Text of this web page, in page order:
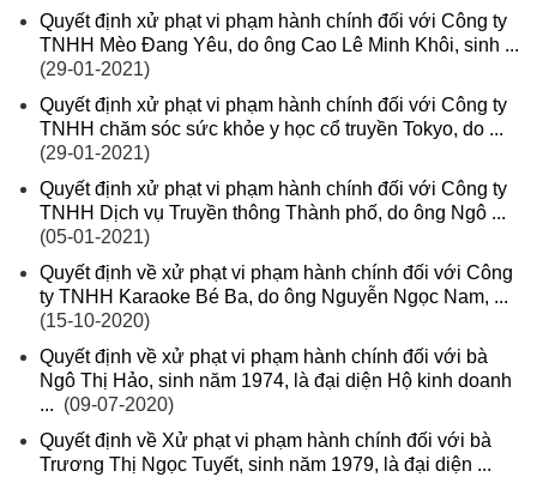
Quyết định xử phạt vi phạm hành chính đối với Công ty
TNHH Mèo Đang Yêu, do ông Cao Lê Minh Khôi, sinh ...
(29-01-2021)
Quyết định xử phạt vi phạm hành chính đối với Công ty
TNHH chăm sóc sức khỏe y học cổ truyền Tokyo, do ...
(29-01-2021)
Quyết định xử phạt vi phạm hành chính đối với Công ty
TNHH Dịch vụ Truyền thông Thành phố, do ông Ngô ...
(05-01-2021)
Quyết định về xử phạt vi phạm hành chính đối với Công
ty TNHH Karaoke Bé Ba, do ông Nguyễn Ngọc Nam, ...
(15-10-2020)
Quyết định về xử phạt vi phạm hành chính đối với bà
Ngô Thị Hảo, sinh năm 1974, là đại diện Hộ kinh doanh
... (09-07-2020)
Quyết định về Xử phạt vi phạm hành chính đối với bà
Trương Thị Ngọc Tuyết, sinh năm 1979, là đại diện ...